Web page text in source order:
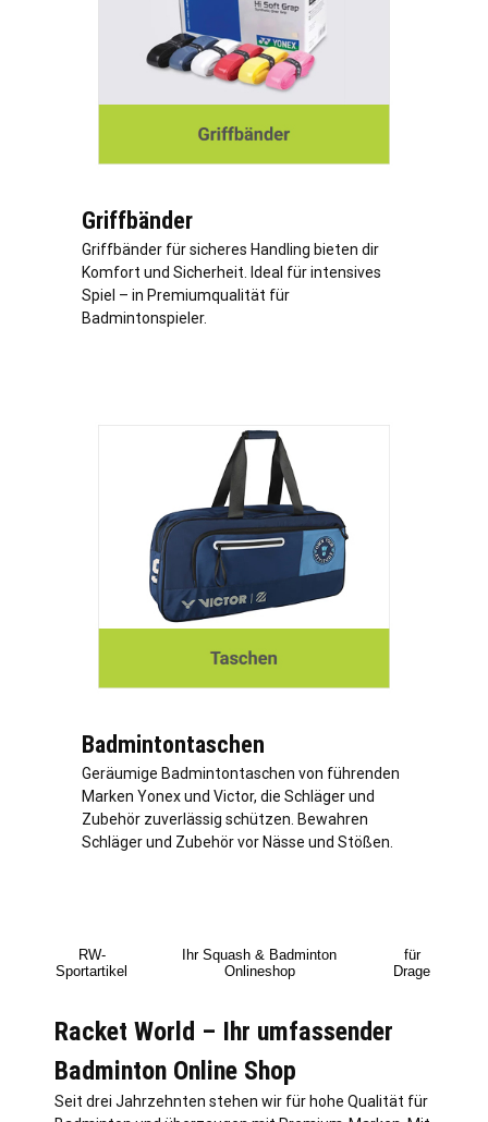
Griffbänder
Griffbänder für sicheres Handling bieten dir
Komfort und Sicherheit. Ideal für intensives
Spiel – in Premiumqualität für
Badmintonspieler.
Badmintontaschen
Geräumige Badmintontaschen von führenden
Marken Yonex und Victor, die Schläger und
Zubehör zuverlässig schützen. Bewahren
Schläger und Zubehör vor Nässe und Stößen.
RW-
Sportartikel
Ihr Squash & Badminton
Onlineshop
für
Drage
Racket World – Ihr umfassender
Badminton Online Shop
Seit drei Jahrzehnten stehen wir für hohe Qualität für